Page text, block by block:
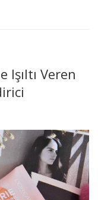
Işıltı Veren